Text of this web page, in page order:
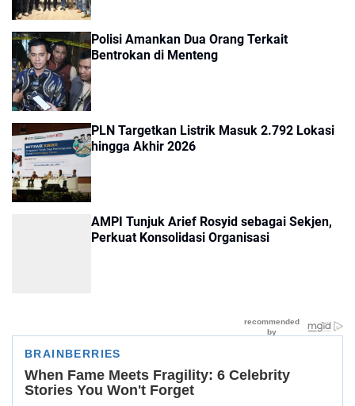
Polisi Amankan Dua Orang Terkait
Bentrokan di Menteng
PLN Targetkan Listrik Masuk 2.792 Lokasi
hingga Akhir 2026
AMPI Tunjuk Arief Rosyid sebagai Sekjen,
Perkuat Konsolidasi Organisasi